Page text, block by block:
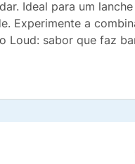
Ideal para um
Experimente a
Loud: sabor que faz